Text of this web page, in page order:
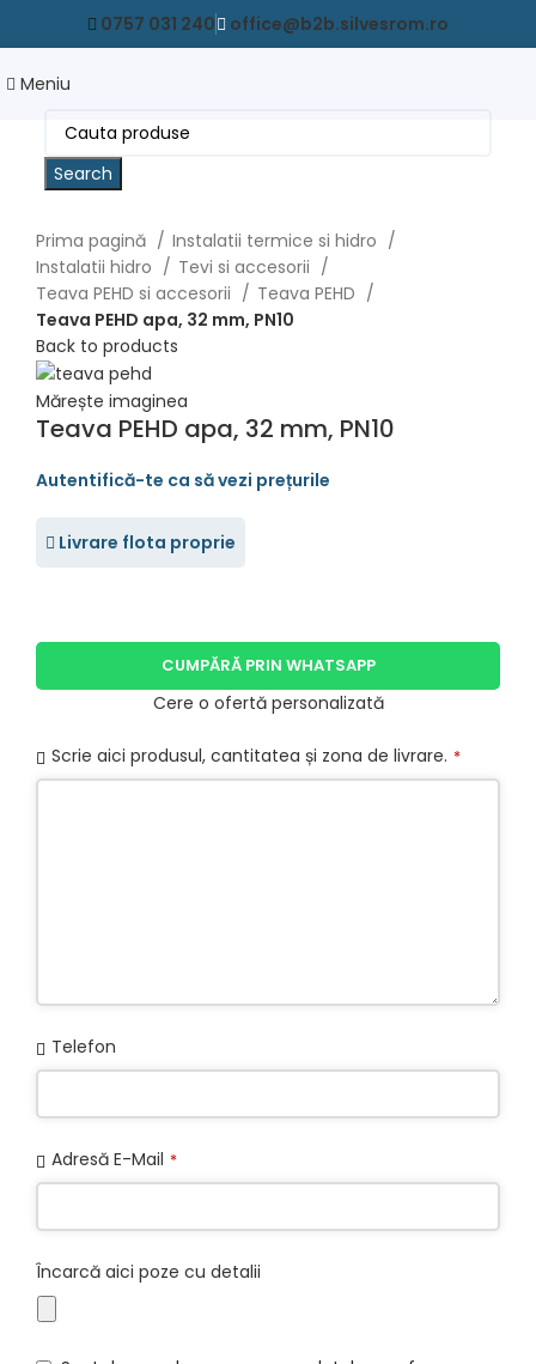
0757 031 240 office@b2b.silvesrom.ro
Meniu
Search
Prima pagină
Instalatii termice si hidro
Instalatii hidro
Tevi si accesorii
Teava PEHD si accesorii
Teava PEHD
Teava PEHD apa, 32 mm, PN10
Back to products
Mărește imaginea
Teava PEHD apa, 32 mm, PN10
Livrare flota proprie
CUMPĂRĂ PRIN WHATSAPP
Cere o ofertă personalizată
Scrie aici produsul, cantitatea și zona de livrare. *
Telefon
Adresă E-Mail *
Încarcă aici poze cu detalii